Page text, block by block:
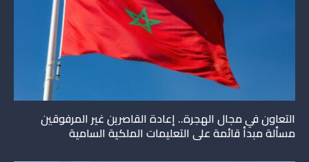
التعاون في مجال الهجرة.. إعادة القاصرين غير المرفوقين
مسألة مبدأ قائمة على التعليمات الملكية السامية